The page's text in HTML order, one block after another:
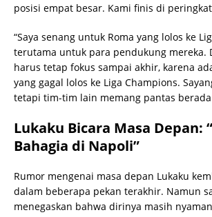
posisi empat besar. Kami finis di peringkat
“Saya senang untuk Roma yang lolos ke
terutama untuk para pendukung mereka.
harus tetap fokus sampai akhir, karena
yang gagal lolos ke Liga Champions.
tetapi tim-tim lain memang pantas berada
Lukaku Bicara Masa Depan:
Bahagia di Napoli”
Rumor mengenai masa depan Lukaku
dalam beberapa pekan terakhir. Namun
menegaskan bahwa dirinya masih